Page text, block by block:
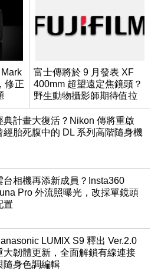
修正
富士傳將於 9 月發表 XF
400mm 超望遠定焦鏡頭？
野生動物攝影師期待值拉
滿
典計畫大復活？Nikon 傳將重啟
經胎死腹中的 DL 系列高階隨身機
台相機再添新成員？Insta360
Pro 外流照曝光，改採單鏡頭
置
LUMIX S9 釋出 Ver.2.0
大韌體更新，全面解鎖有線連接
隨身色調編輯